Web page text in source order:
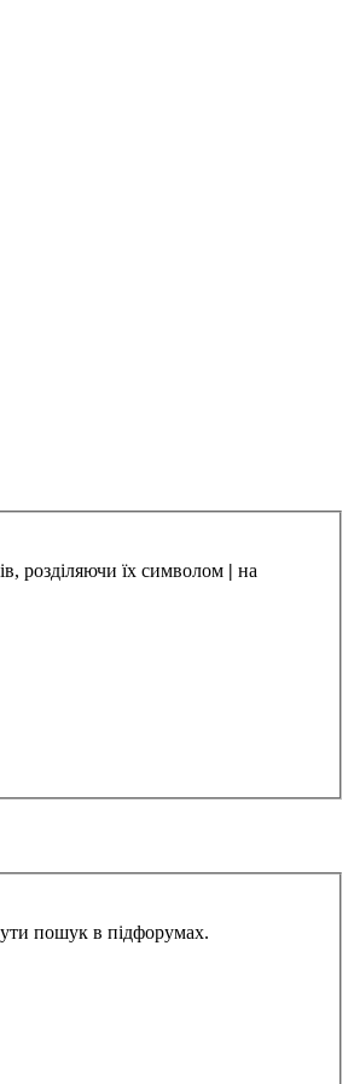
розділяючи їх символом | на
пошук в підфорумах.